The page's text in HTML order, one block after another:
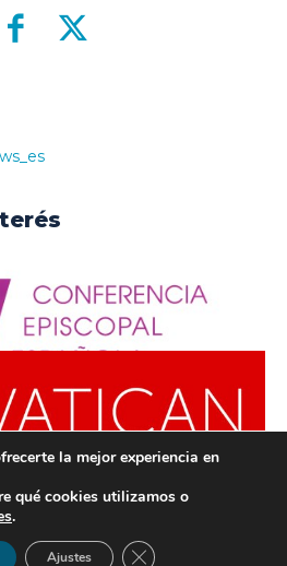
derechos reservados |Política de
Aviso Legal
la mejor experiencia en
qué cookies utilizamos o
.
Ajustes Cerrar el banner de